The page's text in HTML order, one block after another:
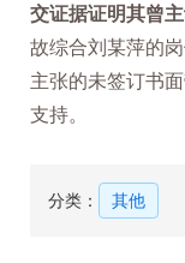
交证据证明其曾
故综合刘某萍的
主张的未签订书
支持。
分类： 其他